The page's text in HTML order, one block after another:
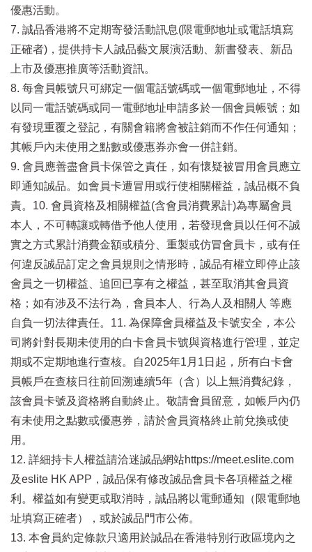
優惠活動。
7. 誠品香港將不定期寄發活動訊息(限電郵地址或電話填寫
正確者)，提供持卡人誠品藝文展演活動、新書發表、新品
上市及優惠推廣等活動資訊。
8. 每會員帳號只可綁定一個電話號碼或一個電郵地址，不得
以同一電話號碼或同一電郵地址申請多於一個會員帳號；如
有發現重覆之登記，有關會籍將會被註銷而不作任何通知；
其帳戶內未使用之點數或優惠券亦會一併註銷。
9. 會員應善盡會員卡保管之責任，如有懷疑被冒用會員應立
即通知誠品。如會員卡遭冒用或行使相關權益，誠品概不負
責。10. 會員資格及相關權益(含會員消費累計)為專屬會員
本人，不可轉讓或轉借予他人使用，若發現會員以任何不誠
實之方式累計消費金額或積分、重製或仿冒會員卡，或有任
何違反誠品訂定之會員規則之情形時，誠品有權立即停止該
會員之一切權益、追回已享有之權益，甚至取消其會員資
格；如有涉及不法行為，會員本人、行為人及相關人 等應
自負一切法律責任。11. 為保障會員權益及卡號安全，本公
司將針對長期未使用的白卡會員卡號與資格進行管理，並定
期或不定期地進行查核。自2025年1月1日起，所有白卡會
員帳戶在查核日往前回溯連續5年（含）以上無消費紀錄，
該會員卡號及資格將自動終止。敬請會員留意，如帳戶內仍
有未使用之點數或優惠券，請於會員資格終止前兌換或使
用。
12. 詳細持卡人權益請洽迷誠品網站https://meet.eslite.com
及eslite HK APP，誠品保有修改誠品會員卡各項權益之權
利。權益如有變更或取消時，誠品將以電郵通知（限電郵地
址填寫正確者），或於誠品門市公佈。
13. 本會員約定條款只適用於誠品在香港特別行政區境內之